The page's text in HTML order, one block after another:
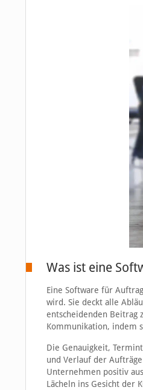
Was ist eine
Eine Software für
wird. Sie deckt alle
entscheidenden Beitrag
Kommunikation, indem
Die Genauigkeit,
und Verlauf der
Unternehmen positiv
Lächeln ins Gesicht der